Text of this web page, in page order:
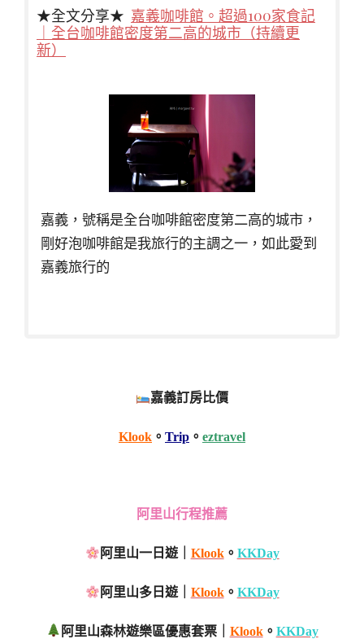
★全文分享★ 嘉義咖啡館。超過100家食記
｜全台咖啡館密度第二高的城市（持續更
新）
嘉義，號稱是全台咖啡館密度第二高的城市，
剛好泡咖啡館是我旅行的主調之一，如此愛到
嘉義旅行的
嘉義訂房比價
Klook 。 Trip 。 eztravel
阿里山行程推薦
阿里山一日遊｜ Klook。 KKDay
阿里山多日遊｜ Klook。 KKDay
阿里山森林遊樂區優惠套票｜ Klook。 KKDay